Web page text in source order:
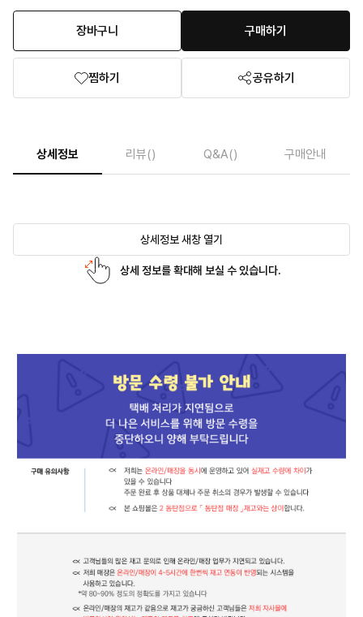
장바구니 구매하기
찜하기 공유하기
상세정보 리뷰() Q&A() 구매안내
상세정보 새창 열기
상세 정보를 확대해 보실 수 있습니다.